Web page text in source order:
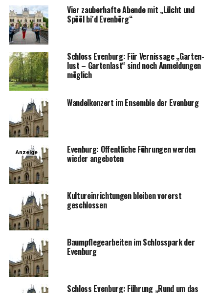
Vier zau­ber­haf­te Aben­de mit „Lücht und
Spö­öl bi´d Evenbörg“
Schloss Even­burg: Für Ver­nis­sa­ge „Gar­ten­
lust – Gar­ten­last“ sind noch Anmel­dun­gen
möglich
Wan­del­kon­zert im Ensem­ble der Evenburg
Anzeige Even­burg: Öffent­li­che Füh­run­gen wer­den
wie­der angeboten
Kul­tur­ein­rich­tun­gen blei­ben vor­erst
geschlossen
Baum­pfle­ge­ar­bei­ten im Schloss­park der
Evenburg
Schloss Even­burg: Füh­rung „Rund um das